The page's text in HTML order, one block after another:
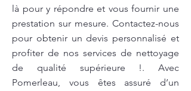
là pour y répondre et vous fournir une
prestation sur mesure. Contactez-nous
pour obtenir un devis personnalisé et
profiter de nos services de nettoyage
de qualité supérieure !. Avec
Pomerleau, vous êtes assuré d’un